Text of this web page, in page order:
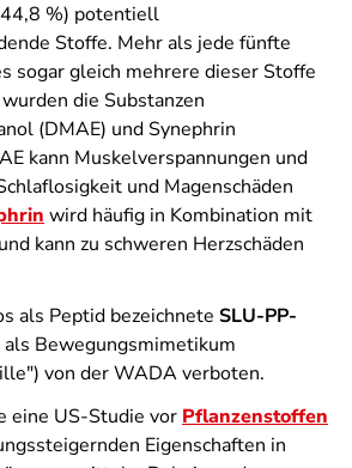
%) potentiell
Stoffe. Mehr als jede fünfte
sogar gleich mehrere dieser Stoffe
die Substanzen
(DMAE) und Synephrin
kann Muskelverspannungen und
und Magenschäden
wird häufig in Kombination mit
kann zu schweren Herzschäden
als Peptid bezeichnete SLU-PP-
als Bewegungsmimetikum
von der WADA verboten.
eine US-Studie vor Pflanzenstoffen
Eigenschaften in